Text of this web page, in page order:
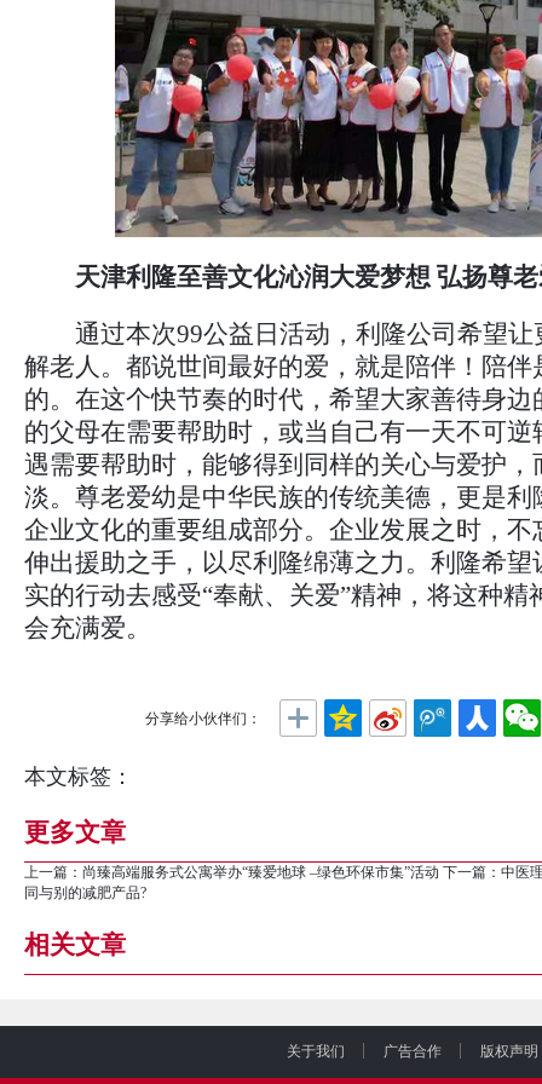
天津利隆至善文化沁润大爱梦想 弘扬尊
通过本次99公益日活动，利隆公司希望让
解老人。都说世间最好的爱，就是陪伴！陪伴
的。在这个快节奏的时代，希望大家善待身
的父母在需要帮助时，或当自己有一天不可
遇需要帮助时，能够得到同样的关心与爱护，
淡。尊老爱幼是中华民族的传统美德，更是利
企业文化的重要组成部分。企业发展之时，不
伸出援助之手，以尽利隆绵薄之力。利隆希望
实的行动去感受“奉献、关爱”精神，将这种精
会充满爱。
分享给小伙伴们：
本文标签：
更多文章
上一篇： 尚臻高端服务式公寓举办“臻爱地球 –绿色环保市集”活动 下一篇： 中医
同与别的减肥产品?
相关文章
关于我们 广告合作 版权声明